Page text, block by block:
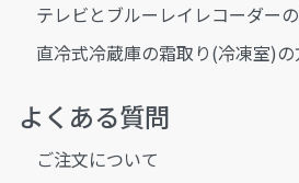
テレビとブルーレイレコーダー
直冷式冷蔵庫の霜取り(冷凍室)の
よくある質問
ご注文について